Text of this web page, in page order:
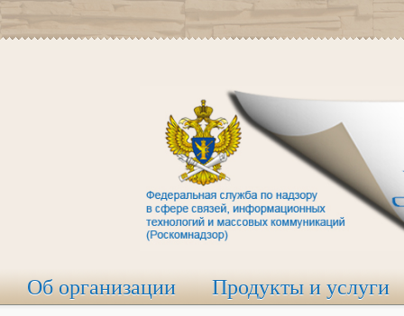
Об организации Продукты и услуги